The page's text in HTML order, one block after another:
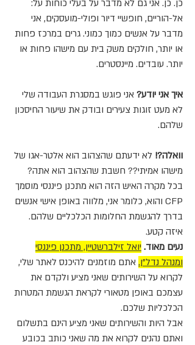
כן. כן. אני גם לא מדבר על בעלי כוחות על:
אל-הוריים, חופשיי דיור ופולי-מועסקים, אני
מדבר על אנשים כמוך כמוני. גרים במרכז פחות
או יותר, חולקים משק בית עם מישהו פחות או
יותר. עובדים. מיינסטרים.
איך אני יודע? אני פוגש במסגרת העבודה שלי
לא מעט זוגות צעירים ובודק את שיעור החיסכון
שלהם.
וואלה?! לא ידעתם שהצהוב הוא אלטר-אגו של
מישהו אמיתי?? חשבת שהצהוב הוא אתה?
בכל מקרה האיש הזה הוא מתכנן פיננסי מוסמך
CFP והוא, כלומר אני, מלווה באופן אישי אנשים
בדרך להגשמת החלומות הכלכליים שלהם.
איזה קטע.
נעים מאוד. יואל זילברשטיין, מתכנן פיננסי
ומנהל נדל"ן. אתם מוזמנים להיכנס לאתר שלי,
לקרוא על השירותים שאני מציע ולקדם את
עצמכם באופן מטאורי לקראת הגשמת המטרות
הכלכליות שלכם.
אבל היות והשירותים שאני מציע הינם בתשלום
ואתם נהנים לקרוא את מה שאני כותב בכובע